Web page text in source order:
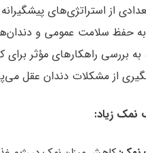
از استراتژی‌های
به حفظ سلامت عمومی و
به بررسی راهکارهای مؤثر برای
از مشکلات دندان عقل
نمک زیاد: